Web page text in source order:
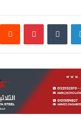
لينكدإن بينتيريست